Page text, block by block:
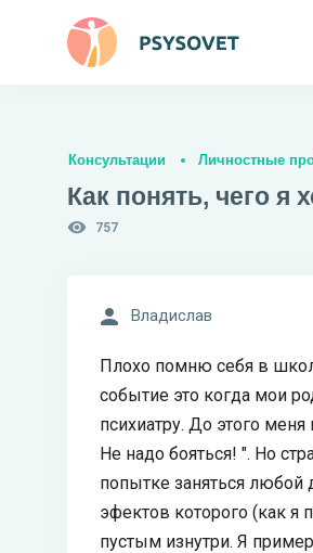
Консультации Личностные
Как понять, чего я
757
Владислав
Плохо помню себя в
событие это когда мои
психиатру. До этого
Не надо бояться! ". Но
попытке заняться любой
эфектов которого (как я
пустым изнутри. Я